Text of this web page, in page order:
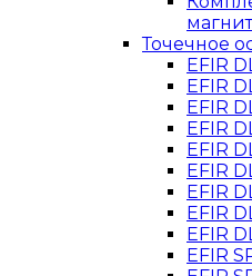
Точечное
EFIR
EFIR
EFIR
EFIR
EFIR
EFIR
EFIR
EFIR
EFIR
EFIR